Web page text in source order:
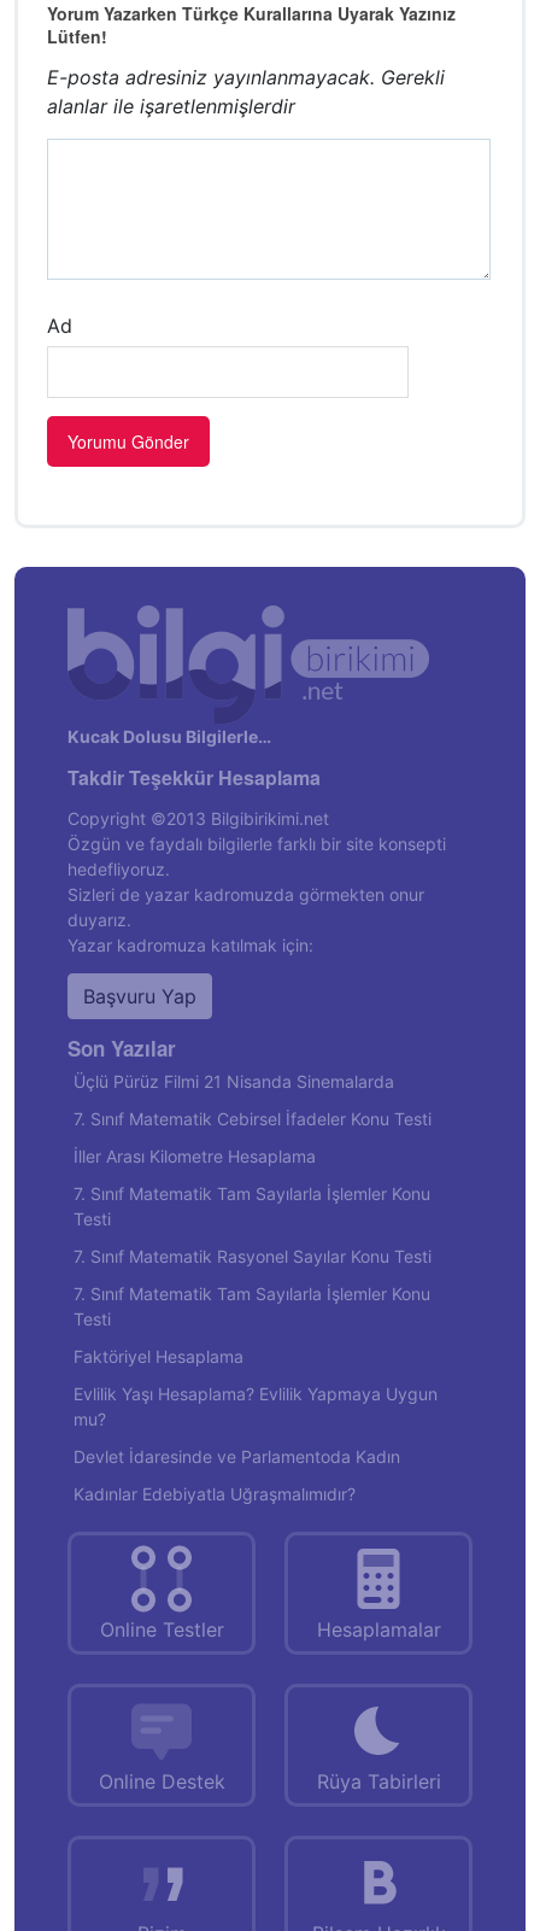
Yorum Yazarken Türkçe Kurallarına Uyarak Yazınız
Lütfen!
E-posta adresiniz yayınlanmayacak. Gerekli
alanlar ile işaretlenmişlerdir
Ad
Kucak Dolusu Bilgilerle…
Takdir Teşekkür Hesaplama
Copyright ©2013 Bilgibirikimi.net
Özgün ve faydalı bilgilerle farklı bir site konsepti
hedefliyoruz.
Sizleri de yazar kadromuzda görmekten onur
duyarız.
Yazar kadromuza katılmak için:
Başvuru Yap
Son Yazılar
Üçlü Pürüz Filmi 21 Nisanda Sinemalarda
7. Sınıf Matematik Cebirsel İfadeler Konu Testi
İller Arası Kilometre Hesaplama
7. Sınıf Matematik Tam Sayılarla İşlemler Konu
Testi
7. Sınıf Matematik Rasyonel Sayılar Konu Testi
7. Sınıf Matematik Tam Sayılarla İşlemler Konu
Testi
Faktöriyel Hesaplama
Evlilik Yaşı Hesaplama? Evlilik Yapmaya Uygun
mu?
Devlet İdaresinde ve Parlamentoda Kadın
Kadınlar Edebiyatla Uğraşmalımıdır?
Online Testler Hesaplamalar
Online Destek Rüya Tabirleri